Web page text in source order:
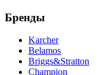
Бренды
Karcher
Belamos
Briggs&Stratton
Champion